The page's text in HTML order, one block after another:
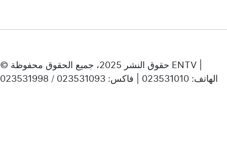
© حقوق النشر 2025، جميع الحقوق محفوظة ENTV |
الهاتف: 023531010 | فاكس: 023531093 / 023531998